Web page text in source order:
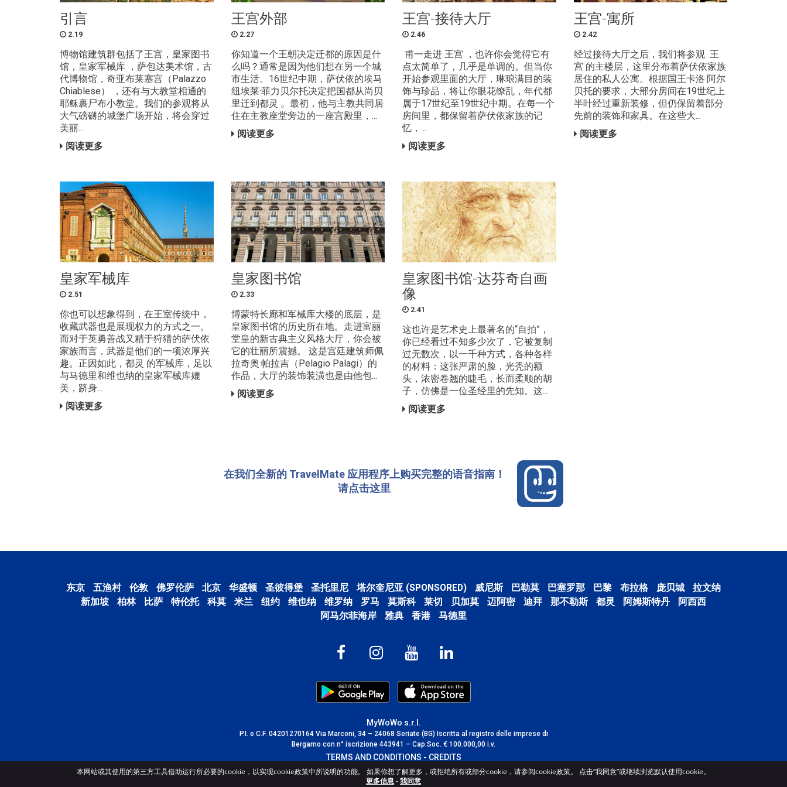
引言
2.19
博物馆建筑群包括了王宫，皇家图书
馆，皇家军械库 ，萨包达美术馆，古
代博物馆，奇亚布莱塞宫（Palazzo
Chiablese） ，还有与大教堂相通的
耶稣裹尸布小教堂。我们的参观将从
大气磅礴的城堡广场开始，将会穿过
美丽...
阅读更多
王宫外部
2.27
你知道一个王朝决定迁都的原因是什
么吗？通常是因为他们想在另一个城
市生活。16世纪中期，萨伏依的埃马
纽埃莱·菲力贝尔托决定把国都从尚贝
里迁到都灵 。最初，他与主教共同居
住在主教座堂旁边的一座宫殿里，...
阅读更多
王宫-接待大厅
2.46
甫一走进 王宫 ，也许你会觉得它有
点太简单了，几乎是单调的。但当你
开始参观里面的大厅，琳琅满目的装
饰与珍品，将让你眼花缭乱，年代都
属于17世纪至19世纪中期。在每一个
房间里，都保留着萨伏依家族的记
忆，...
阅读更多
王宫-寓所
2.42
经过接待大厅之后，我们将参观 王
宫 的主楼层，这里分布着萨伏依家族
居住的私人公寓。根据国王卡洛·阿尔
贝托的要求，大部分房间在19世纪上
半叶经过重新装修，但仍保留着部分
先前的装饰和家具。在这些大...
阅读更多
皇家军械库
2.51
你也可以想象得到，在王室传统中，
收藏武器也是展现权力的方式之一。
而对于英勇善战又精于狩猎的萨伏依
家族而言，武器是他们的一项浓厚兴
趣。正因如此，都灵 的军械库，足以
与马德里和维也纳的皇家军械库媲
美，跻身...
阅读更多
皇家图书馆
2.33
博蒙特长廊和军械库大楼的底层，是
皇家图书馆的历史所在地。走进富丽
堂皇的新古典主义风格大厅，你会被
它的壮丽所震撼。 这是宫廷建筑师佩
拉奇奥·帕拉吉（Pelagio Palagi）的
作品，大厅的装饰装潢也是由他包...
阅读更多
皇家图书馆-达芬奇自画
像
2.41
这也许是艺术史上最著名的“自拍”，
你已经看过不知多少次了，它被复制
过无数次，以一千种方式，各种各样
的材料：这张严肃的脸，光秃的额
头，浓密卷翘的睫毛，长而柔顺的胡
子，仿佛是一位圣经里的先知。这...
阅读更多
在我们全新的 TravelMate 应用程序上购买完整的语音指南！
请点击这里
东京 五渔村 伦敦 佛罗伦萨 北京 华盛顿 圣彼得堡 圣托里尼 塔尔奎尼亚 (SPONSORED) 威尼斯 巴勒莫 巴塞罗那 巴黎 布拉格 庞贝城
拉文纳
新加坡
柏林 比萨 特伦托 科莫 米兰 纽约 维也纳 维罗纳 罗马 莫斯科 莱切 贝加莫 迈阿密 迪拜 那不勒斯 都灵 阿姆斯特丹
阿西西
阿马尔菲海岸
雅典 香港 马德里
MyWoWo s.r.l.
P.I. e C.F. 04201270164 Via Marconi, 34 – 24068 Seriate (BG) Iscritta al registro delle imprese di
Bergamo con n° iscrizione 443941 – Cap.Soc. € 100.000,00 i.v.
TERMS AND CONDITIONS - CREDITS
本网站或其使用的第三方工具借助运行所必要的cookie，以实现cookie政策中所说明的功能。 如果你想了解更多，或拒绝所有或部分cookie，请参阅cookie政策。 点击“我同意”或继续浏览默认使用cookie。
更多信息-我同意